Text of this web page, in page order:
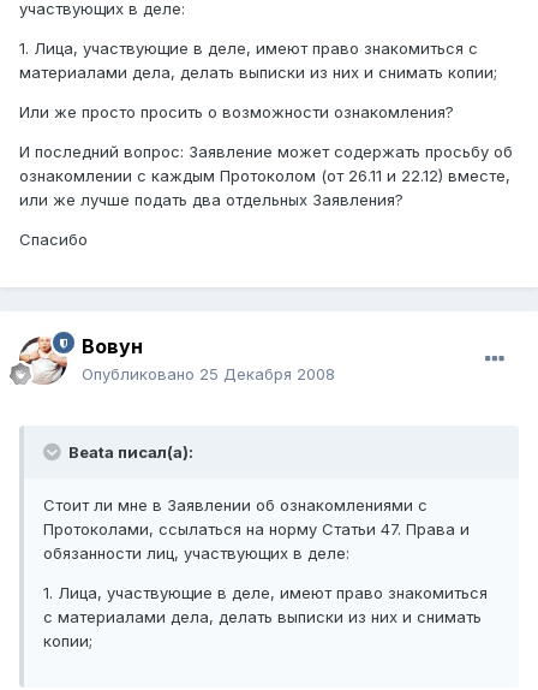
участвующих в деле:
1. Лица, участвующие в деле, имеют право знакомиться с
материалами дела, делать выписки из них и снимать копии;
Или же просто просить о возможности ознакомления?
И последний вопрос: Заявление может содержать просьбу об
ознакомлении с каждым Протоколом (от 26.11 и 22.12) вместе,
или же лучше подать два отдельных Заявления?
Спасибо
Вовун
Опубликовано 25 Декабря 2008
Beata писал(а):
Стоит ли мне в Заявлении об ознакомлениями с
Протоколами, ссылаться на норму Статьи 47. Права и
обязанности лиц, участвующих в деле:
1. Лица, участвующие в деле, имеют право знакомиться
с материалами дела, делать выписки из них и снимать
копии;